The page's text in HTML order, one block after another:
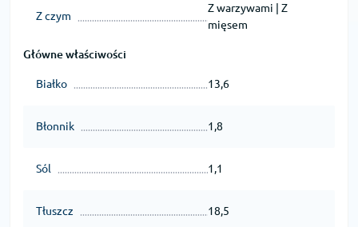
Z czym
Z warzywami | Z
mięsem
Główne właściwości
Białko 13,6
Błonnik 1,8
Sól 1,1
Tłuszcz 18,5